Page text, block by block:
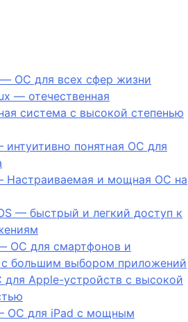
— ОС для всех сфер жизни
— отечественная
система с высокой степенью
интуитивно понятная ОС для
Настраиваемая и мощная ОС на
— быстрый и легкий доступ к
ОС для смартфонов и
с большим выбором приложений
Apple-устройств с высокой
ОС для iPad с мощным